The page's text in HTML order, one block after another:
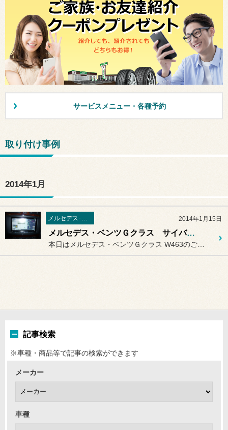
サービスメニュー・各種予約
取り付け事例
2014年1月
メルセデス･ベンツ 2014年1月15日
メルセデス・ベンツＧクラス サイバーナビインストール
記事検索
※車種・商品等で記事の検索ができます
メーカー
車種